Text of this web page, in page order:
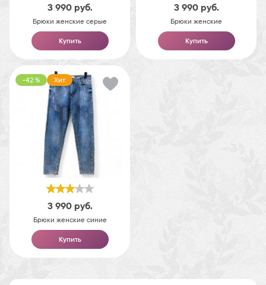
3 990 руб.
Брюки женские серые
Купить
3 990 руб.
Брюки женские
Купить
-42 % Хит
3 990 руб.
Брюки женские синие
Купить